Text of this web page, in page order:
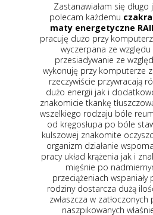
jednak kupiłam i
wspaniałe
CRYSTAL
całkowicie jestem
na zbyt długie
na pracę jaką
zabiegi na tej macie
równowagę dodają
przy tym spalają
niwelując przy tym
zaczynając
korzonek rwy
działanie na
do lepszej
regeneracja
produkt dla całej
jonów ujemnych
pomieszczeniach
nadmiernym
z
tak
tak